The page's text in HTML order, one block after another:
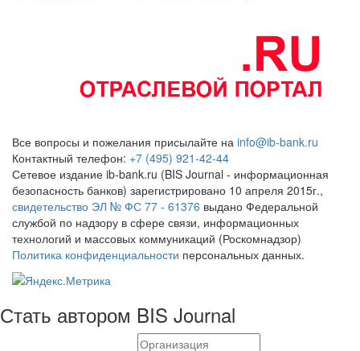
Все вопросы и пожелания присылайте на info@ib-bank.ru
Контактный телефон: +7 (495) 921-42-44
Сетевое издание ib-bank.ru (BIS Journal - информационная
безопасность банков) зарегистрировано 10 апреля 2015г.,
свидетельство ЭЛ № ФС 77 - 61376 выдано Федеральной
службой по надзору в сфере связи, информационных
технологий и массовых коммуникаций (Роскомнадзор)
Политика конфиденциальности персональных данных.
Стать автором BIS Journal